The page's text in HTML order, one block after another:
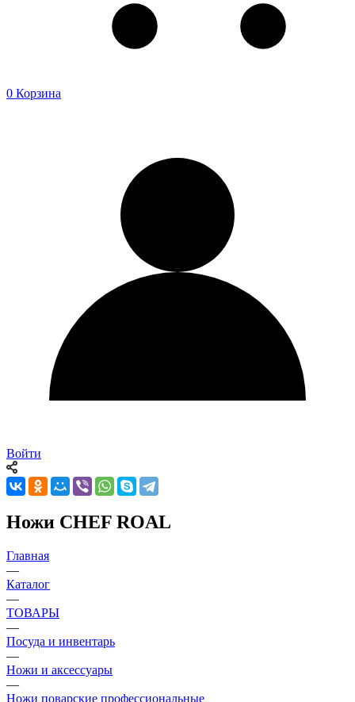
0 Корзина
Войти
Ножи CHEF ROAL
Главная
—
Каталог
—
ТОВАРЫ
—
Посуда и инвентарь
—
Ножи и аксессуары
—
Ножи поварские профессиональные